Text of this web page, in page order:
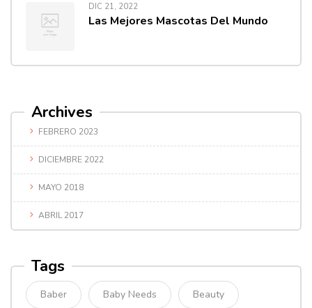
DIC 21, 2022
Las Mejores Mascotas Del Mundo
Archives
FEBRERO 2023
DICIEMBRE 2022
MAYO 2018
ABRIL 2017
Tags
Baber Baby Needs Beauty